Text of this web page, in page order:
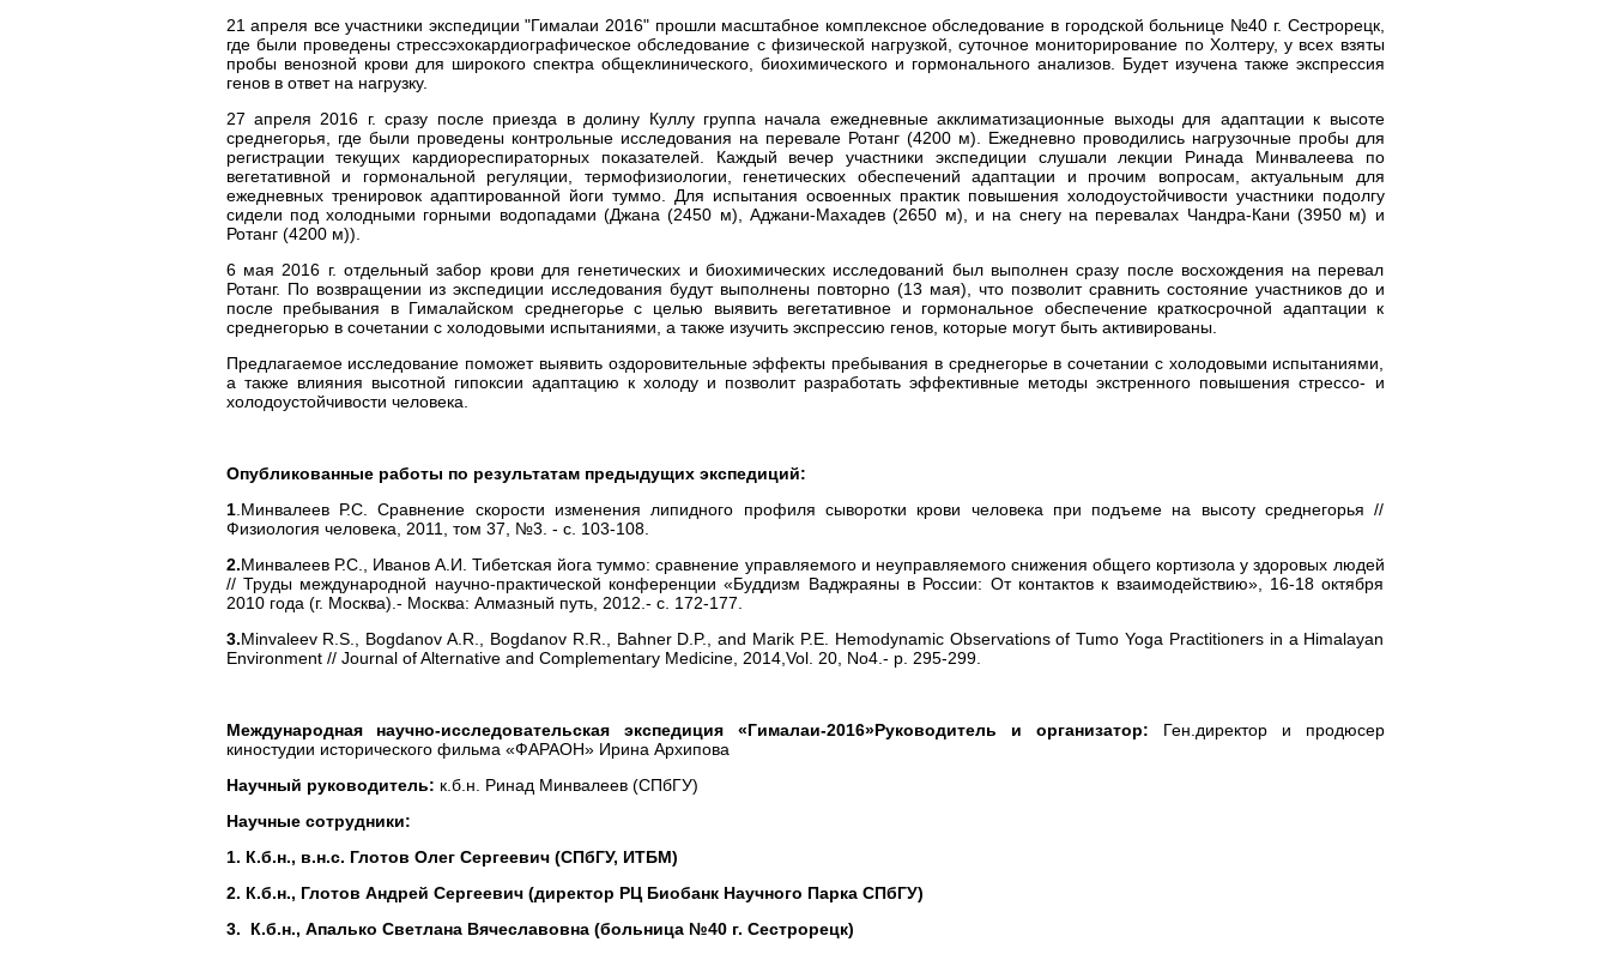
21 апреля все участники экспедиции "Гималаи 2016" прошли масштабное комплексное обследование в городской больнице №40 г. Сестрорецк,
где были проведены стрессэхокардиографическое обследование с физической нагрузкой, суточное мониторирование по Холтеру, у всех взяты
пробы венозной крови для широкого спектра общеклинического, биохимического и гормонального анализов. Будет изучена также экспрессия
генов в ответ на нагрузку.
27 апреля 2016 г. сразу после приезда в долину Куллу группа начала ежедневные акклиматизационные выходы для адаптации к высоте
среднегорья, где были проведены контрольные исследования на перевале Ротанг (4200 м). Ежедневно проводились нагрузочные пробы для
регистрации текущих кардиореспираторных показателей. Каждый вечер участники экспедиции слушали лекции Ринада Минвалеева по
вегетативной и гормональной регуляции, термофизиологии, генетических обеспечений адаптации и прочим вопросам, актуальным для
ежедневных тренировок адаптированной йоги туммо. Для испытания освоенных практик повышения холодоустойчивости участники подолгу
сидели под холодными горными водопадами (Джана (2450 м), Аджани-Махадев (2650 м), и на снегу на перевалах Чандра-Кани (3950 м) и
Ротанг (4200 м)).
6 мая 2016 г. отдельный забор крови для генетических и биохимических исследований был выполнен сразу после восхождения на перевал
Ротанг. По возвращении из экспедиции исследования будут выполнены повторно (13 мая), что позволит сравнить состояние участников до и
после пребывания в Гималайском среднегорье с целью выявить вегетативное и гормональное обеспечение краткосрочной адаптации к
среднегорью в сочетании с холодовыми испытаниями, а также изучить экспрессию генов, которые могут быть активированы.
Предлагаемое исследование поможет выявить оздоровительные эффекты пребывания в среднегорье в сочетании с холодовыми испытаниями,
а также влияния высотной гипоксии адаптацию к холоду и позволит разработать эффективные методы экстренного повышения стрессо- и
холодоустойчивости человека.
Опубликованные работы по результатам предыдущих экспедиций:
1.Минвалеев Р.С. Сравнение скорости изменения липидного профиля сыворотки крови человека при подъеме на высоту среднегорья //
Физиология человека, 2011, том 37, №3. - с. 103-108.
2.Минвалеев Р.С., Иванов А.И. Тибетская йога туммо: сравнение управляемого и неуправляемого снижения общего кортизола у здоровых людей
// Труды международной научно-практической конференции «Буддизм Ваджраяны в России: От контактов к взаимодействию», 16-18 октября
2010 года (г. Москва).- Москва: Алмазный путь, 2012.- с. 172-177.
3.Minvaleev R.S., Bogdanov A.R., Bogdanov R.R., Bahner D.P., and Marik P.E. Hemodynamic Observations of Tumo Yoga Practitioners in a Himalayan
Environment // Journal of Alternative and Complementary Medicine, 2014,Vol. 20, No4.- p. 295-299.
Международная научно-исследовательская экспедиция «Гималаи-2016»Руководитель и организатор: Ген.директор и продюсер
киностудии исторического фильма «ФАРАОН» Ирина Архипова
Научный руководитель: к.б.н. Ринад Минвалеев (СПбГУ)
Научные сотрудники:
1. К.б.н., в.н.с. Глотов Олег Сергеевич (СПбГУ, ИТБМ)
2. К.б.н., Глотов Андрей Сергеевич (директор РЦ Биобанк Научного Парка СПбГУ)
3. К.б.н., Апалько Светлана Вячеславовна (больница №40 г. Сестрорецк)